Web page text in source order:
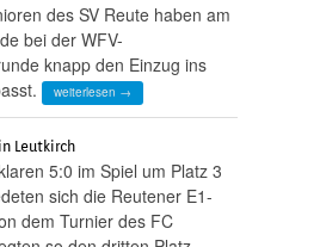
des SV Reute haben am
bei der WFV-
knapp den Einzug ins
weiterlesen →
Leutkirch
5:0 im Spiel um Platz 3
sich die Reutener E1-
dem Turnier des FC